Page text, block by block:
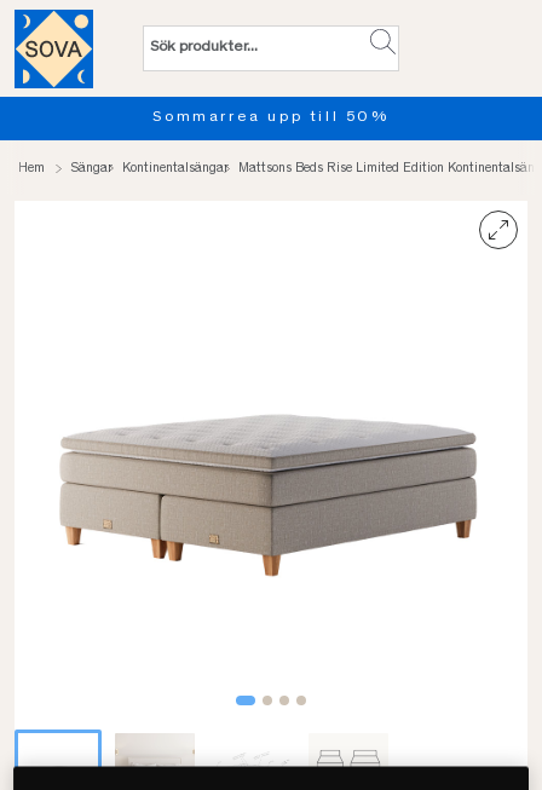
upp till 50%
Hem Sängar Kontinentalsängar Mattsons Beds Rise Limited Edition Kontinentalsäng